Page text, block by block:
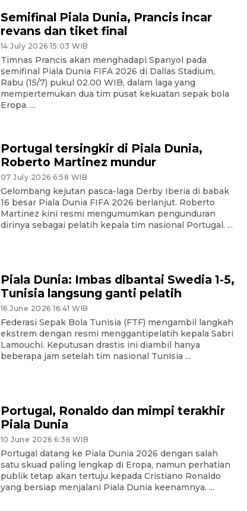
Semifinal Piala Dunia, Prancis incar
revans dan tiket final
14 July 2026 15:03 WIB
Timnas Prancis akan menghadapi Spanyol pada
semifinal Piala Dunia FIFA 2026 di Dallas Stadium,
Rabu (15/7) pukul 02.00 WIB, dalam laga yang
mempertemukan dua tim pusat kekuatan sepak bola
Eropa. ...
Portugal tersingkir di Piala Dunia,
Roberto Martinez mundur
07 July 2026 6:58 WIB
Gelombang kejutan pasca-laga Derby Iberia di babak
16 besar Piala Dunia FIFA 2026 berlanjut. Roberto
Martinez kini resmi mengumumkan pengunduran
dirinya sebagai pelatih kepala tim nasional Portugal. ...
Piala Dunia: Imbas dibantai Swedia 1-5,
Tunisia langsung ganti pelatih
16 June 2026 16:41 WIB
Federasi Sepak Bola Tunisia (FTF) mengambil langkah
ekstrem dengan resmi menggantipelatih kepala Sabri
Lamouchi. Keputusan drastis ini diambil hanya
beberapa jam setelah tim nasional Tunisia ...
Portugal, Ronaldo dan mimpi terakhir
Piala Dunia
10 June 2026 6:36 WIB
Portugal datang ke Piala Dunia 2026 dengan salah
satu skuad paling lengkap di Eropa, namun perhatian
publik tetap akan tertuju kepada Cristiano Ronaldo
yang bersiap menjalani Piala Dunia keenamnya. ...